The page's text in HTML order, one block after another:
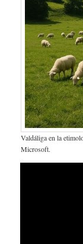
Valdáliga en la
Microsoft.